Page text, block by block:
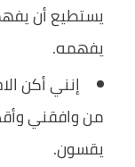
يستطيع أن
يفهمه.
إنني أكن
من وافقني
يقسون.